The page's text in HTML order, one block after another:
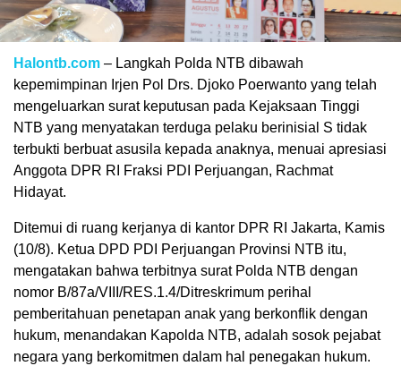
Halontb.com – Langkah Polda NTB dibawah
kepemimpinan Irjen Pol Drs. Djoko Poerwanto yang telah
mengeluarkan surat keputusan pada Kejaksaan Tinggi
NTB yang menyatakan terduga pelaku berinisial S tidak
terbukti berbuat asusila kepada anaknya, menuai apresiasi
Anggota DPR RI Fraksi PDI Perjuangan, Rachmat
Hidayat.
Ditemui di ruang kerjanya di kantor DPR RI Jakarta, Kamis
(10/8). Ketua DPD PDI Perjuangan Provinsi NTB itu,
mengatakan bahwa terbitnya surat Polda NTB dengan
nomor B/87a/VIII/RES.1.4/Ditreskrimum perihal
pemberitahuan penetapan anak yang berkonflik dengan
hukum, menandakan Kapolda NTB, adalah sosok pejabat
negara yang berkomitmen dalam hal penegakan hukum.